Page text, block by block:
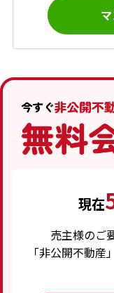
現在
売主様のご
「非公開不動